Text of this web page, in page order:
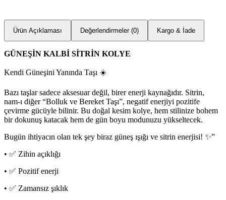
Ürün Açıklaması Değerlendirmeler (0) Kargo & İade
GÜNEŞİN KALBİ SİTRİN KOLYE
Kendi Güneşini Yanında Taşı ☀️
Bazı taşlar sadece aksesuar değil, birer enerji kaynağıdır. Sitrin,
nam-ı diğer “Bolluk ve Bereket Taşı”, negatif enerjiyi pozitife
çevirme gücüyle bilinir. Bu doğal kesim kolye, hem stilinize bohem
bir dokunuş katacak hem de gün boyu modunuzu yükseltecek.
Bugün ihtiyacın olan tek şey biraz güneş ışığı ve sitrin enerjisi! ✨”
• ✅ Zihin açıklığı
• ✅ Pozitif enerji
• ✅ Zamansız şıklık